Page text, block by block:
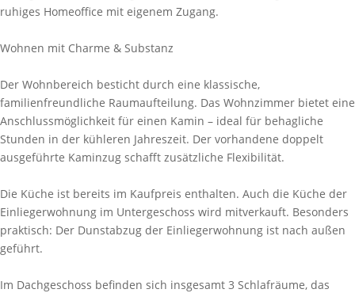
ruhiges Homeoffice mit eigenem Zugang.
Wohnen mit Charme & Substanz
Der Wohnbereich besticht durch eine klassische,
familienfreundliche Raumaufteilung. Das Wohnzimmer bietet eine
Anschlussmöglichkeit für einen Kamin – ideal für behagliche
Stunden in der kühleren Jahreszeit. Der vorhandene doppelt
ausgeführte Kaminzug schafft zusätzliche Flexibilität.
Die Küche ist bereits im Kaufpreis enthalten. Auch die Küche der
Einliegerwohnung im Untergeschoss wird mitverkauft. Besonders
praktisch: Der Dunstabzug der Einliegerwohnung ist nach außen
geführt.
Im Dachgeschoss befinden sich insgesamt 3 Schlafräume, das